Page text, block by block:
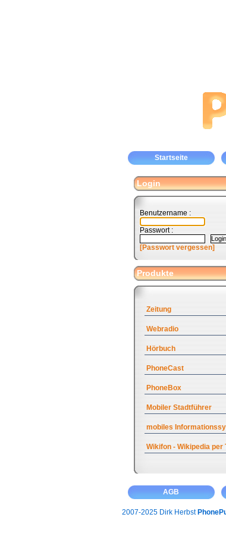
Startseite
Login
Benutzername :
Passwort :
[Passwort vergessen]
Produkte
Zeitung
Webradio
Hörbuch
PhoneCast
PhoneBox
Mobiler Stadtführer
mobiles
Wikifon - Wikipedia per
AGB
2007-2025 Dirk Herbst